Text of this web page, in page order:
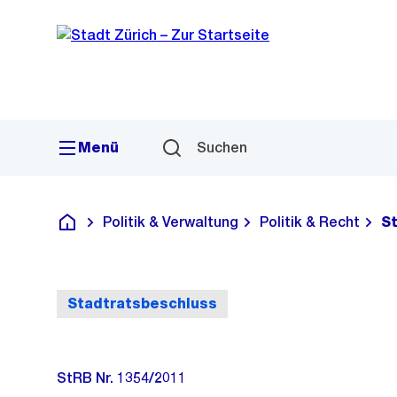
Navigation
Sprunglink
Menü Suchen
Deutsch
Politik & Verwaltung Politik & Recht
Stadtratsbeschluss
StRB Nr. 1354/2011